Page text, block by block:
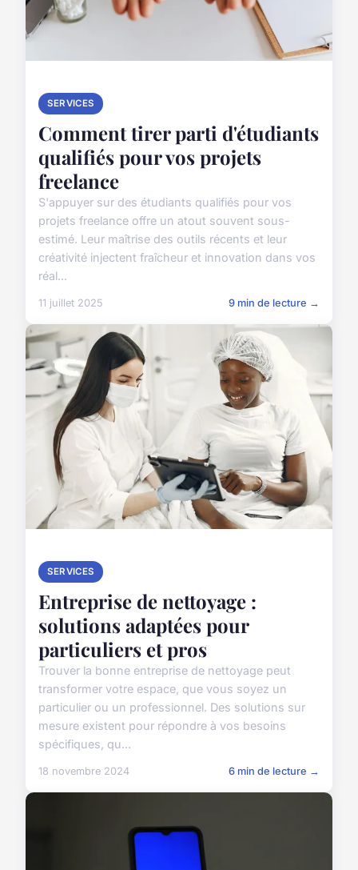
SERVICES
Comment tirer parti d'étudiants
qualifiés pour vos projets
freelance
S'appuyer sur des étudiants qualifiés pour vos
projets freelance offre un atout souvent sous-
estimé. Leur maîtrise des outils récents et leur
créativité injectent fraîcheur et innovation dans vos
réal...
11 juillet 2025 9 min de lecture →
SERVICES
Entreprise de nettoyage :
solutions adaptées pour
particuliers et pros
Trouver la bonne entreprise de nettoyage peut
transformer votre espace, que vous soyez un
particulier ou un professionnel. Des solutions sur
mesure existent pour répondre à vos besoins
spécifiques, qu...
18 novembre 2024 6 min de lecture →